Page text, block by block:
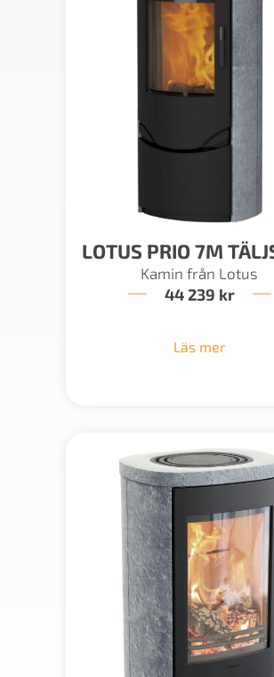
LOTUS PRIO 7M
Kamin från Lotus
44 239 kr
Läs mer